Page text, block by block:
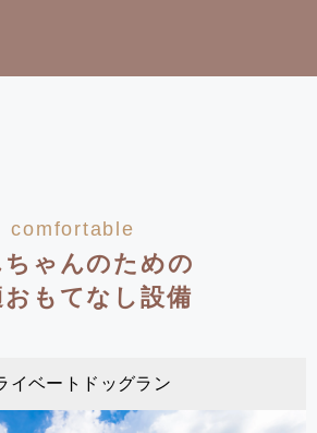
comfortable
ゃんのための
おもてなし設備
イベートドッグラン